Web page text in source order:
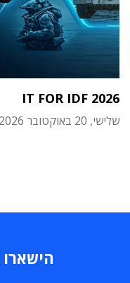
IT FOR IDF 2026
שלישי, 20 באוקטובר 2026